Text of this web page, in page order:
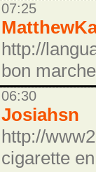
07:25
http://
bon
06:30
Josiahsn
http://
cigarette